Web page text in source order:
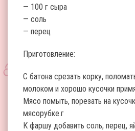
— 100 г сыра
— соль
— перец
Приготовление:
С батона срезать корку,
молоком и хорошо кусочки
Мясо помыть, порезать на
мясорубке.г
К фаршу добавить соль, перец,